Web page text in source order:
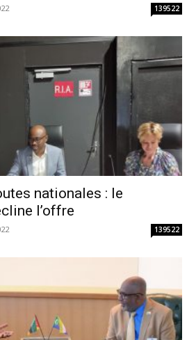
139522
nationales : le
l’offre
139522